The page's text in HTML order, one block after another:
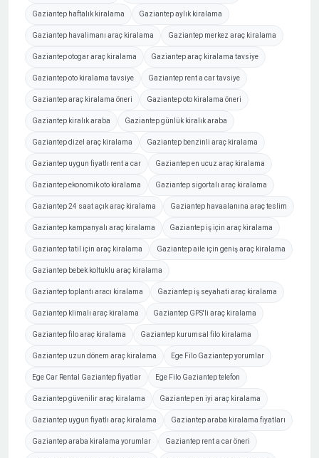
Gaziantep haftalık kiralama Gaziantep aylık kiralama
Gaziantep havalimanı araç kiralama Gaziantep merkez araç kiralama
Gaziantep otogar araç kiralama Gaziantep araç kiralama tavsiye
Gaziantep oto kiralama tavsiye Gaziantep rent a car tavsiye
Gaziantep araç kiralama öneri Gaziantep oto kiralama öneri
Gaziantep kiralık araba Gaziantep günlük kiralık araba
Gaziantep dizel araç kiralama Gaziantep benzinli araç kiralama
Gaziantep uygun fiyatlı rent a car Gaziantep en ucuz araç kiralama
Gaziantep ekonomik oto kiralama Gaziantep sigortalı araç kiralama
Gaziantep 24 saat açık araç kiralama Gaziantep havaalanına araç teslim
Gaziantep kampanyalı araç kiralama Gaziantep iş için araç kiralama
Gaziantep tatil için araç kiralama Gaziantep aile için geniş araç kiralama
Gaziantep bebek koltuklu araç kiralama
Gaziantep toplantı aracı kiralama Gaziantep iş seyahati araç kiralama
Gaziantep klimalı araç kiralama Gaziantep GPS'li araç kiralama
Gaziantep filo araç kiralama Gaziantep kurumsal filo kiralama
Gaziantep uzun dönem araç kiralama Ege Filo Gaziantep yorumlar
Ege Car Rental Gaziantep fiyatlar Ege Filo Gaziantep telefon
Gaziantep güvenilir araç kiralama Gaziantep en iyi araç kiralama
Gaziantep uygun fiyatlı araç kiralama Gaziantep araba kiralama fiyatları
Gaziantep araba kiralama yorumlar Gaziantep rent a car öneri